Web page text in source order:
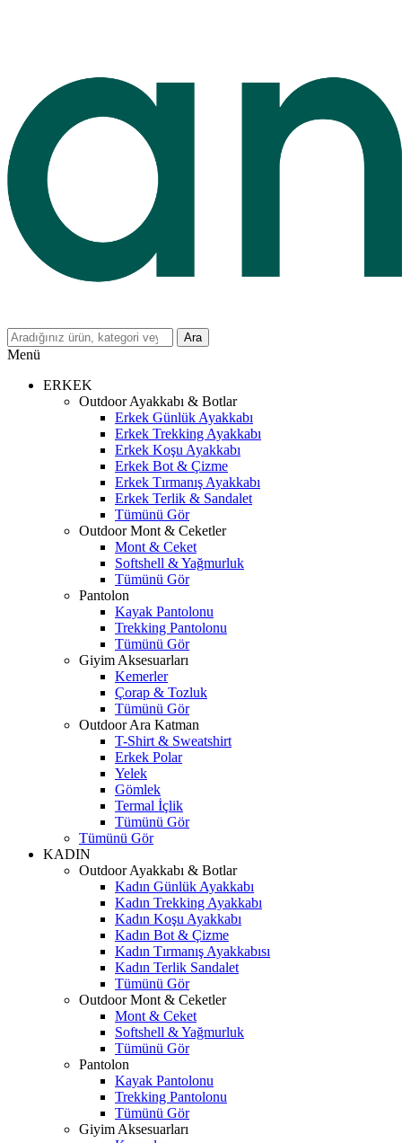
Ara
Menü
ERKEK
Outdoor Ayakkabı & Botlar
Erkek Günlük Ayakkabı
Erkek Trekking Ayakkabı
Erkek Koşu Ayakkabı
Erkek Bot & Çizme
Erkek Tırmanış Ayakkabı
Erkek Terlik & Sandalet
Tümünü Gör
Outdoor Mont & Ceketler
Mont & Ceket
Softshell & Yağmurluk
Tümünü Gör
Pantolon
Kayak Pantolonu
Trekking Pantolonu
Tümünü Gör
Giyim Aksesuarları
Kemerler
Çorap & Tozluk
Tümünü Gör
Outdoor Ara Katman
T-Shirt & Sweatshirt
Erkek Polar
Yelek
Gömlek
Termal İçlik
Tümünü Gör
Tümünü Gör
KADIN
Outdoor Ayakkabı & Botlar
Kadın Günlük Ayakkabı
Kadın Trekking Ayakkabı
Kadın Koşu Ayakkabı
Kadın Bot & Çizme
Kadın Tırmanış Ayakkabısı
Kadın Terlik Sandalet
Tümünü Gör
Outdoor Mont & Ceketler
Mont & Ceket
Softshell & Yağmurluk
Tümünü Gör
Pantolon
Kayak Pantolonu
Trekking Pantolonu
Tümünü Gör
Giyim Aksesuarları